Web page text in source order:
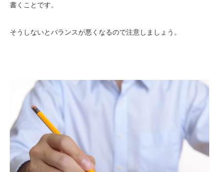
書くことです。
そうしないとバランスが悪くなるので注意しましょう。